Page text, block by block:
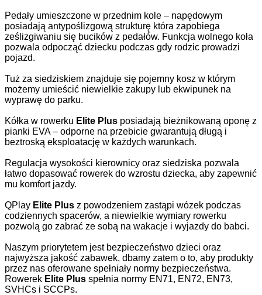
Pedały umieszczone w przednim kole – napędowym
posiadają antypoślizgową strukturę która zapobiega
ześlizgiwaniu się bucików z pedałów. Funkcja wolnego koła
pozwala odpocząć dziecku podczas gdy rodzic prowadzi
pojazd.
Tuż za siedziskiem znajduje się pojemny kosz w którym
możemy umieścić niewielkie zakupy lub ekwipunek na
wyprawę do parku.
Kółka w rowerku Elite Plus posiadają bieżnikowaną oponę z
pianki EVA – odporne na przebicie gwarantują długą i
beztroską eksploatację w każdych warunkach.
Regulacja wysokości kierownicy oraz siedziska pozwala
łatwo dopasować rowerek do wzrostu dziecka, aby zapewnić
mu komfort jazdy.
QPlay Elite Plus z powodzeniem zastąpi wózek podczas
codziennych spacerów, a niewielkie wymiary rowerku
pozwolą go zabrać ze sobą na wakacje i wyjazdy do babci.
Naszym priorytetem jest bezpieczeństwo dzieci oraz
najwyższa jakość zabawek, dbamy zatem o to, aby produkty
przez nas oferowane spełniały normy bezpieczeństwa.
Rowerek Elite Plus spełnia normy EN71, EN72, EN73,
SVHCs i SCCPs.